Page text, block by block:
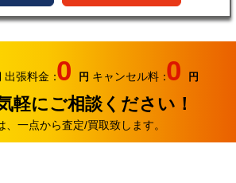
出張料金：0 円 キャンセル料：0 円
軽にご相談ください！
、一点から査定/買取致します。